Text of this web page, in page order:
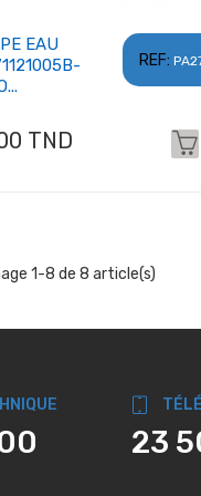
REF:
EAU
TND
1-8 de 8 article(s)
23